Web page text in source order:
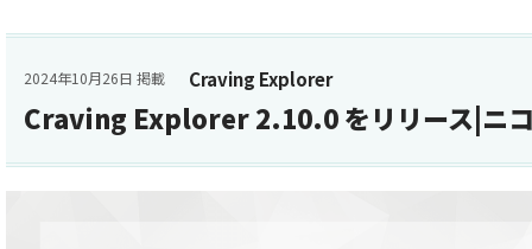
Craving Explorer
2024年10月26日 掲載
Craving Explorer 2.10.0 をリリース|ニ